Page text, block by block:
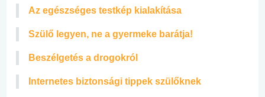
Az egészséges testkép kialakítása
Szülő legyen, ne a gyermeke barátja!
Beszélgetés a drogokról
Internetes biztonsági tippek szülőknek